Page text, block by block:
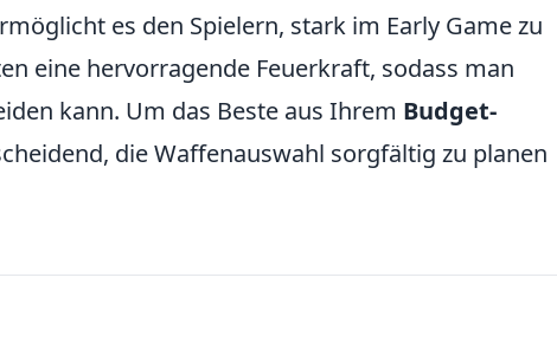
es den Spielern, stark im Early Game zu
eine hervorragende Feuerkraft, sodass man
kann. Um das Beste aus Ihrem Budget-
die Waffenauswahl sorgfältig zu planen